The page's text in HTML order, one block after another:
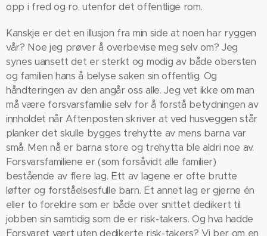
opp i fred og ro, utenfor det offentlige rom.
Kanskje er det en illusjon fra min side at noen har ryggen
vår? Noe jeg prøver å overbevise meg selv om? Jeg
synes uansett det er sterkt og modig av både obersten
og familien hans å belyse saken sin offentlig. Og
håndteringen av den angår oss alle. Jeg vet ikke om man
må være forsvarsfamilie selv for å forstå betydningen av
innholdet når Aftenposten skriver at ved husveggen står
planker det skulle bygges trehytte av mens barna var
små. Men nå er barna store og trehytta ble aldri noe av.
Forsvarsfamiliene er (som forsåvidt alle familier)
bestående av flere lag. Ett av lagene er ofte brutte
løfter og forståelsesfulle barn. Et annet lag er gjerne én
eller to foreldre som er både over snittet dedikert til
jobben sin samtidig som de er risk-takers. Og hva hadde
Forsvaret vært uten dedikerte risk-takers? Vi ber om en